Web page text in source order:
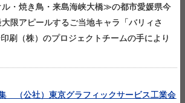
・焼き鳥・来島海峡大橋≫の都市愛媛県今
限アピールするご当地キャラ「バリィさ
刷（株）のプロジェクトチームの手により
（公社）東京グラフィックサービス工業会